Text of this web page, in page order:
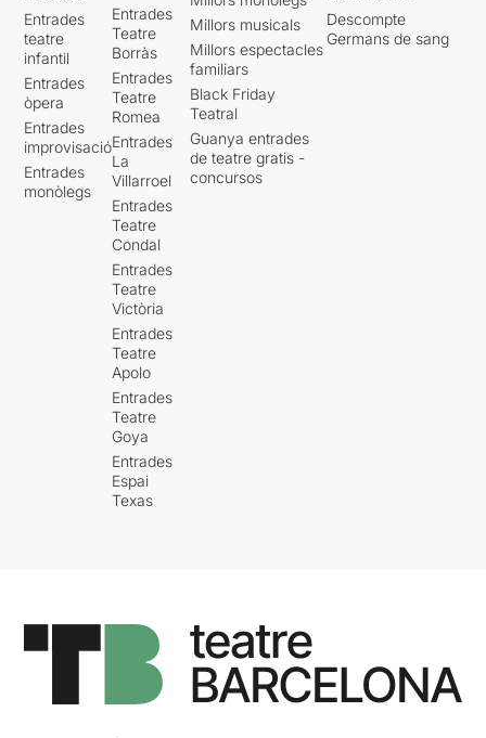
Entrades
teatre
infantil
Entrades
òpera
Entrades
improvisació
Entrades
monòlegs
Entrades
Teatre
Borràs
Entrades
Teatre
Romea
Entrades
La
Villarroel
Entrades
Teatre
Condal
Entrades
Teatre
Victòria
Entrades
Teatre
Apolo
Entrades
Teatre
Goya
Entrades
Espai
Texas
Millors musicals
Millors espectacles
familiars
Black Friday
Teatral
Guanya entrades
de teatre gratis -
concursos
Descompte
Germans de sang